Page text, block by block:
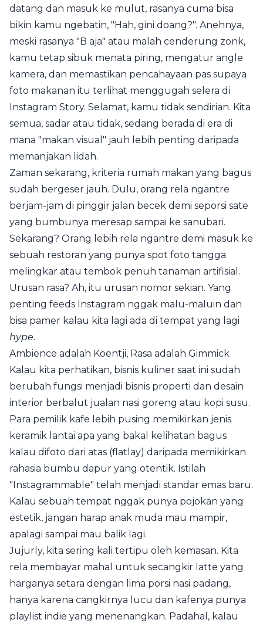
datang dan masuk ke mulut, rasanya cuma bisa
bikin kamu ngebatin, "Hah, gini doang?". Anehnya,
meski rasanya "B aja" atau malah cenderung zonk,
kamu tetap sibuk menata piring, mengatur angle
kamera, dan memastikan pencahayaan pas supaya
foto makanan itu terlihat menggugah selera di
Instagram Story. Selamat, kamu tidak sendirian. Kita
semua, sadar atau tidak, sedang berada di era di
mana "makan visual" jauh lebih penting daripada
memanjakan lidah.
Zaman sekarang, kriteria rumah makan yang bagus
sudah bergeser jauh. Dulu, orang rela ngantre
berjam-jam di pinggir jalan becek demi seporsi sate
yang bumbunya meresap sampai ke sanubari.
Sekarang? Orang lebih rela ngantre demi masuk ke
sebuah restoran yang punya spot foto tangga
melingkar atau tembok penuh tanaman artifisial.
Urusan rasa? Ah, itu urusan nomor sekian. Yang
penting feeds Instagram nggak malu-maluin dan
bisa pamer kalau kita lagi ada di tempat yang lagi
hype.
Ambience adalah Koentji, Rasa adalah Gimmick
Kalau kita perhatikan, bisnis kuliner saat ini sudah
berubah fungsi menjadi bisnis properti dan desain
interior berbalut jualan nasi goreng atau kopi susu.
Para pemilik kafe lebih pusing memikirkan jenis
keramik lantai apa yang bakal kelihatan bagus
kalau difoto dari atas (flatlay) daripada memikirkan
rahasia bumbu dapur yang otentik. Istilah
"Instagrammable" telah menjadi standar emas baru.
Kalau sebuah tempat nggak punya pojokan yang
estetik, jangan harap anak muda mau mampir,
apalagi sampai mau balik lagi.
Jujurly, kita sering kali tertipu oleh kemasan. Kita
rela membayar mahal untuk secangkir latte yang
harganya setara dengan lima porsi nasi padang,
hanya karena cangkirnya lucu dan kafenya punya
playlist indie yang menenangkan. Padahal, kalau